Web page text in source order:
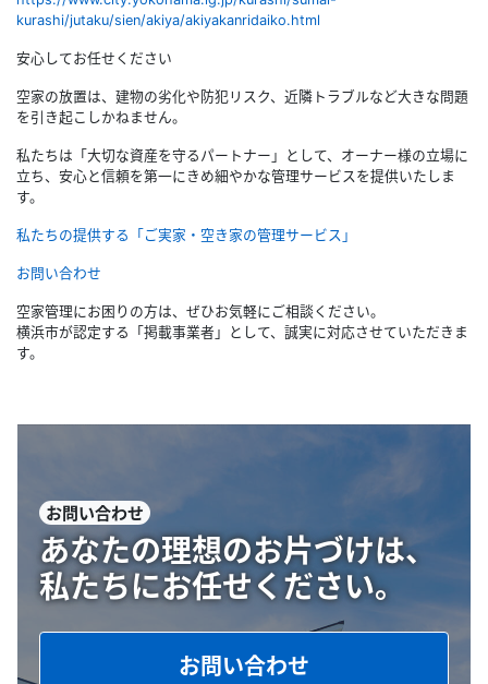
kurashi/jutaku/sien/akiya/akiyakanridaiko.html
安心してお任せください
空家の放置は、建物の劣化や防犯リスク、近隣トラブルなど大きな問題
を引き起こしかねません。
私たちは「大切な資産を守るパートナー」として、オーナー様の立場に
立ち、安心と信頼を第一にきめ細やかな管理サービスを提供いたしま
す。
私たちの提供する「ご実家・空き家の管理サービス」
お問い合わせ
空家管理にお困りの方は、ぜひお気軽にご相談ください。
横浜市が認定する「掲載事業者」として、誠実に対応させていただきま
す。
お問い合わせ
あなたの理想のお片づけは、
私たちにお任せください。
お問い合わせ